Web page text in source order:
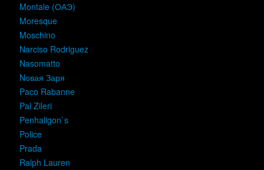
Montale (ОАЭ)
Moresque
Moschino
Narciso Rodriguez
Nasomatto
Nовая Заря
Paco Rabanne
Pal Zileri
Penhaligon`s
Police
Prada
Ralph Lauren